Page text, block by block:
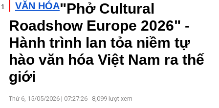
VĂN HÓA"Phở Cultural
Roadshow Europe 2026" -
Hành trình lan tỏa niềm tự
hào văn hóa Việt Nam ra thế
giới
Thứ 6, 15/05/2026 | 07:27:26 8,099 lượt xem